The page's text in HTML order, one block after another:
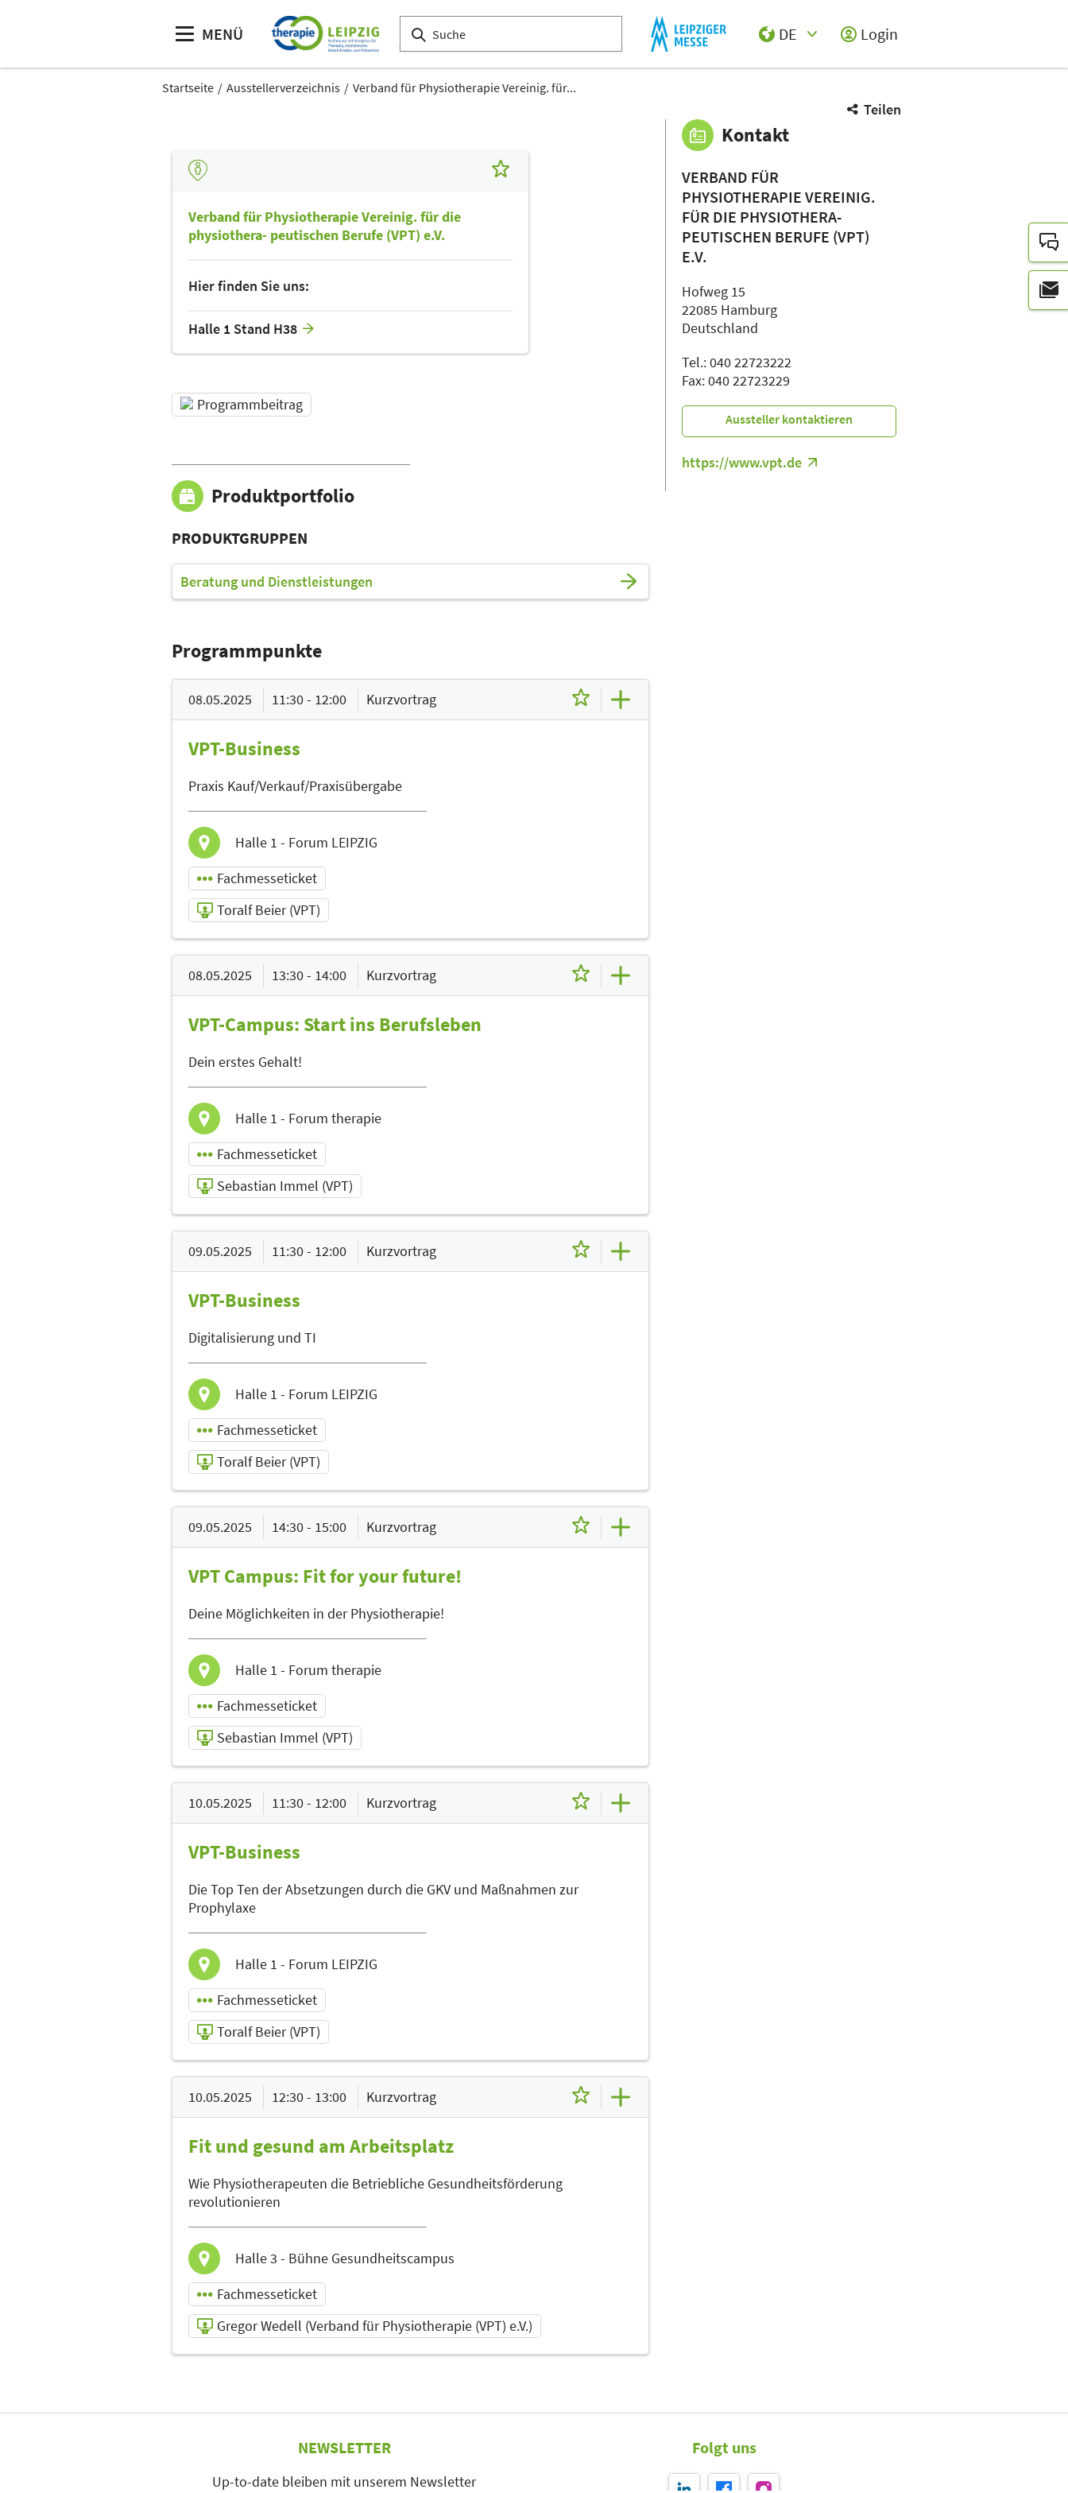
MENÜ
DE
Login
Startseite Ausstellerverzeichnis Verband für Physiotherapie Vereinig. für...
Teilen
Verband für Physiotherapie Vereinig. für die
physiothera- peutischen Berufe (VPT) e.V.
Hier finden Sie uns:
Halle 1 Stand H38
Programmbeitrag
Produktportfolio
PRODUKTGRUPPEN
Beratung und Dienstleistungen
Programmpunkte
08.05.2025 11:30 - 12:00 Kurzvortrag
VPT-Business
Praxis Kauf/Verkauf/Praxisübergabe
Halle 1 - Forum LEIPZIG
Fachmesseticket
Toralf Beier (VPT)
08.05.2025 | 11:30 -
12:00
(VPT)
08.05.2025 13:30 - 14:00 Kurzvortrag
VPT-Campus: Start ins Berufsleben
Dein erstes Gehalt!
Halle 1 - Forum therapie
Fachmesseticket
Sebastian Immel (VPT)
08.05.2025 | 13:30 -
14:00
Immel (VPT)
09.05.2025 11:30 - 12:00 Kurzvortrag
VPT-Business
Digitalisierung und TI
Halle 1 - Forum LEIPZIG
Fachmesseticket
Toralf Beier (VPT)
09.05.2025 | 11:30 -
12:00
(VPT)
09.05.2025 14:30 - 15:00 Kurzvortrag
VPT Campus: Fit for your future!
Deine Möglichkeiten in der Physiotherapie!
Halle 1 - Forum therapie
Fachmesseticket
Sebastian Immel (VPT)
09.05.2025 | 14:30 -
15:00
Immel (VPT)
Sprache
Deutsch
10.05.2025 11:30 - 12:00 Kurzvortrag
VPT-Business
Die Top Ten der Absetzungen durch die GKV und Maßnahmen zur
Prophylaxe
Halle 1 - Forum LEIPZIG
Fachmesseticket
Toralf Beier (VPT)
10.05.2025 | 11:30 -
12:00
(VPT)
Sprache
Deutsch
10.05.2025 12:30 - 13:00 Kurzvortrag
Fit und gesund am Arbeitsplatz
Wie Physiotherapeuten die Betriebliche Gesundheitsförderung
revolutionieren
Halle 3 - Bühne Gesundheitscampus
Fachmesseticket
Gregor Wedell (Verband für Physiotherapie (VPT) e.V.)
(Verband für
Physiotherapie
(VPT) e.V.)
Kontakt
VERBAND FÜR
PHYSIOTHERAPIE VEREINIG.
FÜR DIE PHYSIOTHERA-
PEUTISCHEN BERUFE (VPT)
E.V.
Hofweg 15
22085 Hamburg
Deutschland
Tel.: 040 22723222
Fax: 040 22723229
Aussteller kontaktieren
https://www.vpt.de
NEWSLETTER
Up-to-date bleiben mit unserem Newsletter
Folgt uns